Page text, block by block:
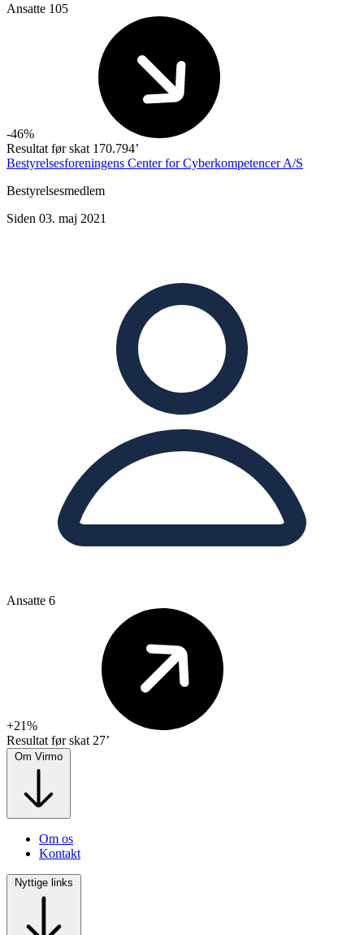
Ansatte 105
-46%
Resultat før skat 170.794’
Bestyrelsesforeningens Center for Cyberkompetencer A/S
Bestyrelsesmedlem
Siden 03. maj 2021
Ansatte 6
+21%
Resultat før skat 27’
Om Virmo
Om os
Kontakt
Nyttige links